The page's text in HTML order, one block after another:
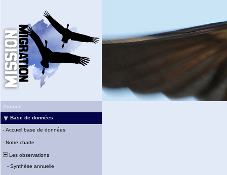
Accueil
Base de données
- Accueil base de données
- Notre charte
Les observations
- Synthèse annuelle